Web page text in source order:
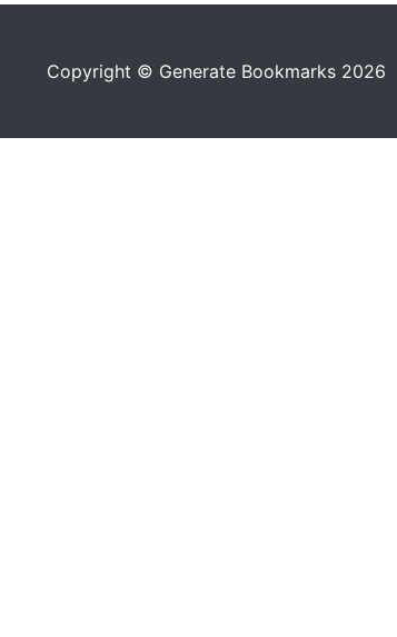
Copyright © Generate Bookmarks 2026